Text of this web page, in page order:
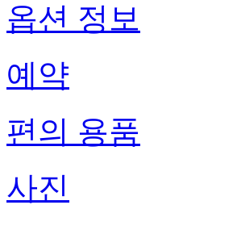
옵션 정보
예약
편의 용품
사진